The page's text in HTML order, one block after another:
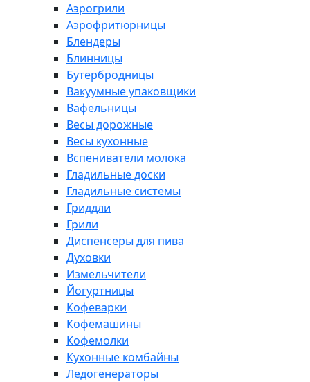
Аэрогрили
Аэрофритюрницы
Блендеры
Блинницы
Бутербродницы
Вакуумные упаковщики
Вафельницы
Весы дорожные
Весы кухонные
Вспениватели молока
Гладильные доски
Гладильные системы
Гриддли
Грили
Диспенсеры для пива
Духовки
Измельчители
Йогуртницы
Кофеварки
Кофемашины
Кофемолки
Кухонные комбайны
Ледогенераторы